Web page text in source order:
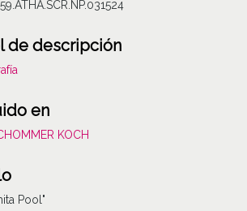
de descripción
en
KOCH
Pool"